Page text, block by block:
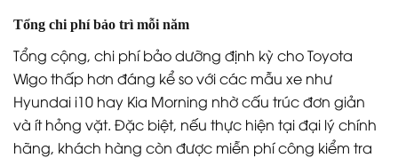
nếu sử dụng xe đều đặn khoảng 1.000 km/tháng,
người dùng chỉ cần chi khoảng 1.5 – 2 triệu đồng mỗi
năm cho bảo trì cơ bản như thay dầu, vệ sinh lọc gió
và kiểm tra định kỳ.
Thay dầu, lọc nhớt, vệ sinh máy